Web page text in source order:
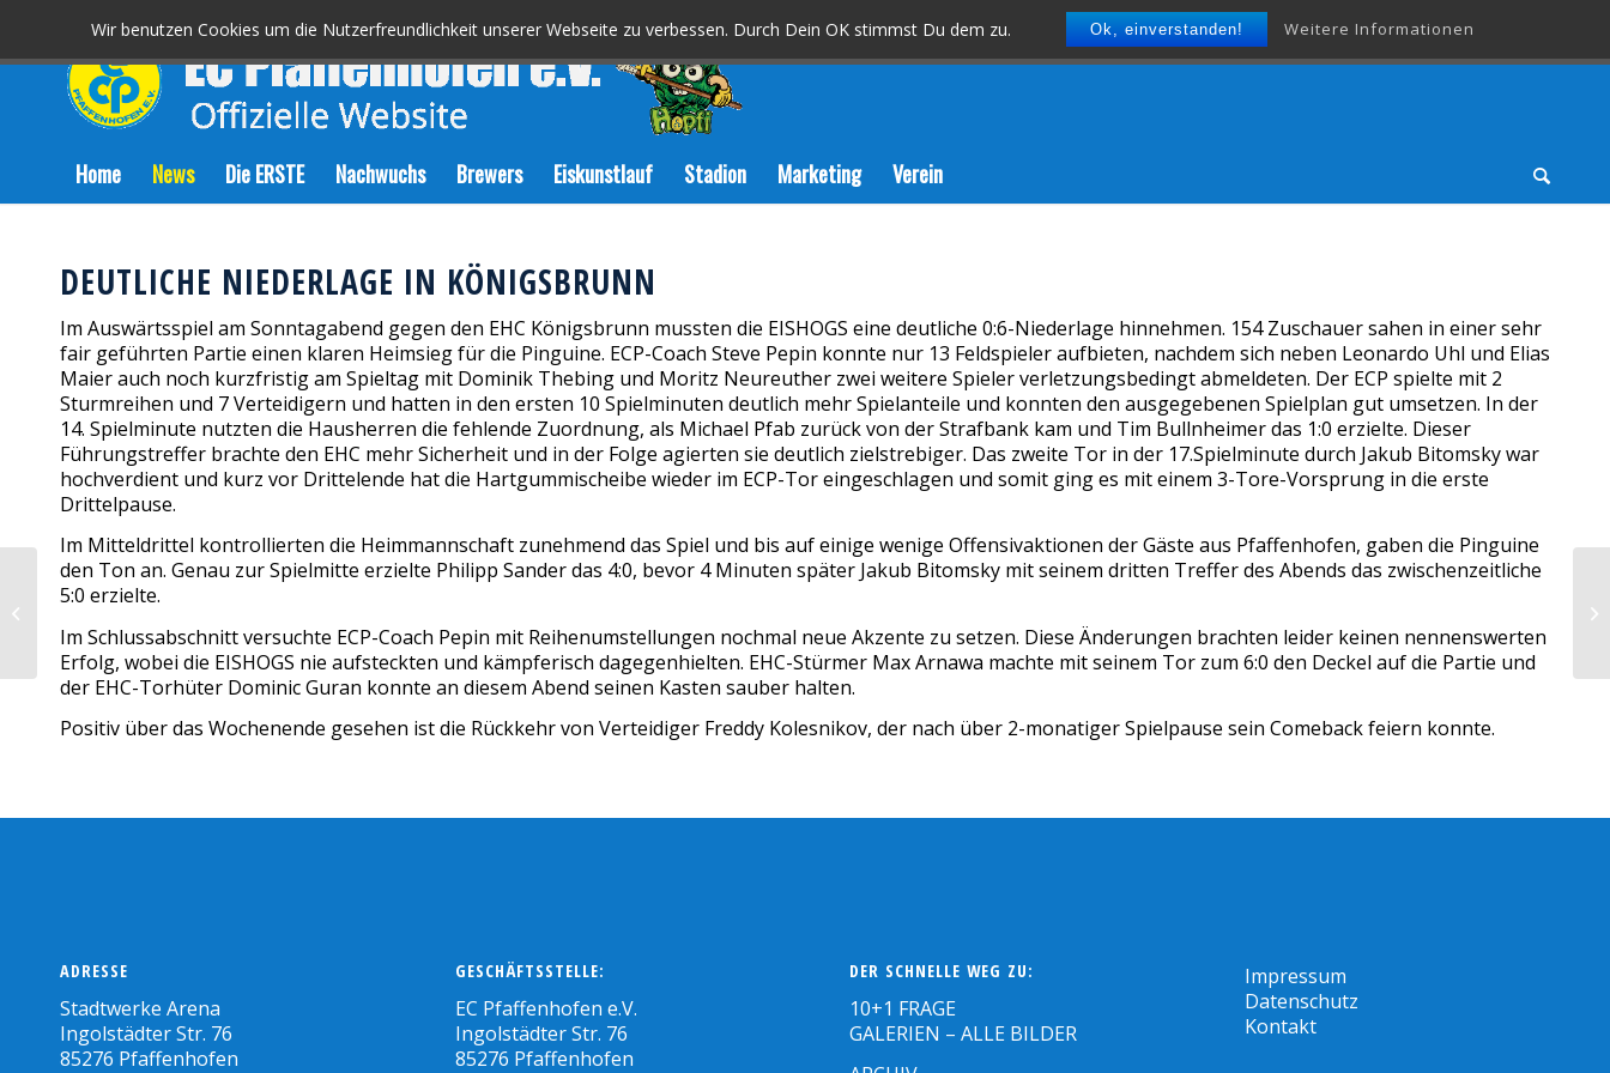
Wir benutzen Cookies um die Nutzerfreundlichkeit unserer Webseite zu verbessen. Durch Dein OK stimmst Du dem zu. Ok, einverstanden! Weitere Informationen
Home News Die ERSTE Nachwuchs Brewers Eiskunstlauf Stadion Marketing Verein
DEUTLICHE NIEDERLAGE IN KÖNIGSBRUNN
Im Auswärtsspiel am Sonntagabend gegen den EHC Königsbrunn mussten die EISHOGS eine deutliche 0:6-Niederlage hinnehmen. 154 Zuschauer sahen in einer sehr
fair geführten Partie einen klaren Heimsieg für die Pinguine. ECP-Coach Steve Pepin konnte nur 13 Feldspieler aufbieten, nachdem sich neben Leonardo Uhl und Elias
Maier auch noch kurzfristig am Spieltag mit Dominik Thebing und Moritz Neureuther zwei weitere Spieler verletzungsbedingt abmeldeten. Der ECP spielte mit 2
Sturmreihen und 7 Verteidigern und hatten in den ersten 10 Spielminuten deutlich mehr Spielanteile und konnten den ausgegebenen Spielplan gut umsetzen. In der
14. Spielminute nutzten die Hausherren die fehlende Zuordnung, als Michael Pfab zurück von der Strafbank kam und Tim Bullnheimer das 1:0 erzielte. Dieser
Führungstreffer brachte den EHC mehr Sicherheit und in der Folge agierten sie deutlich zielstrebiger. Das zweite Tor in der 17.Spielminute durch Jakub Bitomsky war
hochverdient und kurz vor Drittelende hat die Hartgummischeibe wieder im ECP-Tor eingeschlagen und somit ging es mit einem 3-Tore-Vorsprung in die erste
Drittelpause.
Im Mitteldrittel kontrollierten die Heimmannschaft zunehmend das Spiel und bis auf einige wenige Offensivaktionen der Gäste aus Pfaffenhofen, gaben die Pinguine
den Ton an. Genau zur Spielmitte erzielte Philipp Sander das 4:0, bevor 4 Minuten später Jakub Bitomsky mit seinem dritten Treffer des Abends das zwischenzeitliche
5:0 erzielte.
Im Schlussabschnitt versuchte ECP-Coach Pepin mit Reihenumstellungen nochmal neue Akzente zu setzen. Diese Änderungen brachten leider keinen nennenswerten
Erfolg, wobei die EISHOGS nie aufsteckten und kämpferisch dagegenhielten. EHC-Stürmer Max Arnawa machte mit seinem Tor zum 6:0 den Deckel auf die Partie und
der EHC-Torhüter Dominic Guran konnte an diesem Abend seinen Kasten sauber halten.
Positiv über das Wochenende gesehen ist die Rückkehr von Verteidiger Freddy Kolesnikov, der nach über 2-monatiger Spielpause sein Comeback feiern konnte.
ADRESSE
Stadtwerke Arena
Ingolstädter Str. 76
85276 Pfaffenhofen
GESCHÄFTSSTELLE:
EC Pfaffenhofen e.V.
Ingolstädter Str. 76
85276 Pfaffenhofen
DER SCHNELLE WEG ZU:
10+1 FRAGE
GALERIEN – ALLE BILDER
Impressum
Datenschutz
Kontakt
Deutliche Niederlage gegen die
Mammuts